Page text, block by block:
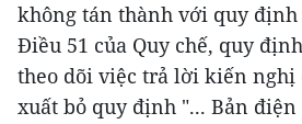
không tán thành với quy
Điều 51 của Quy chế, quy
theo dõi việc trả lời kiến
xuất bỏ quy định "... Bản